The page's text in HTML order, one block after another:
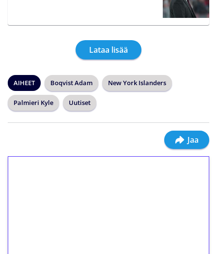
Lataa lisää
AIHEET Boqvist Adam New York Islanders
Palmieri Kyle Uutiset
Jaa